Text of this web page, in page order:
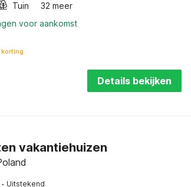
Tuin
32 meer
voor aankomst
korting
Details bekijken
vakantiehuizen
· Uitstekend